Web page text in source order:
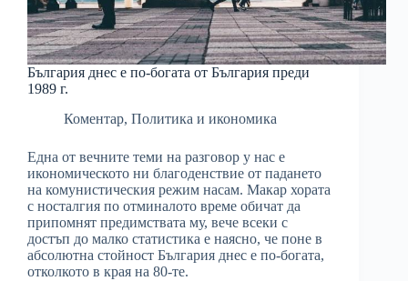
България днес е по-богата от България преди
1989 г.
Коментар, Политика и икономика
Една от вечните теми на разговор у нас е
икономическото ни благоденствие от падането
на комунистическия режим насам. Макар хората
с носталгия по отминалото време обичат да
припомнят предимствата му, вече всеки с
достъп до малко статистика е наясно, че поне в
абсолютна стойност България днес е по-богата,
отколкото в края на 80-те.